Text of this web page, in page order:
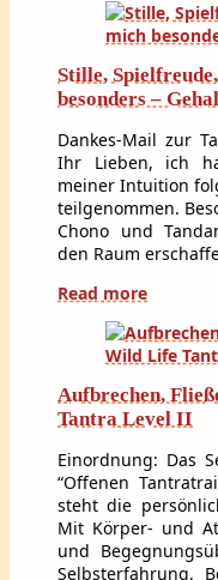
Stille,
besonders –
Dankes-Mail zur
Ihr Lieben, ich
meiner Intuition
teilgenommen.
Chono und
den Raum
Read more
Aufbrechen,
Tantra Level II
Einordnung: Das
“Offenen
steht die
Mit Körper- und
und
Selbsterfahrung,